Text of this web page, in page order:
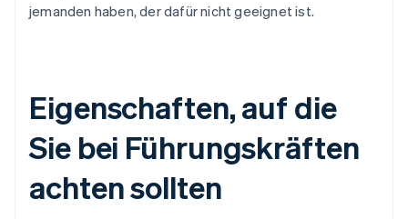
jemanden haben, der dafür nicht geeignet ist.
Eigenschaften, auf die
Sie bei Führungskräften
achten sollten